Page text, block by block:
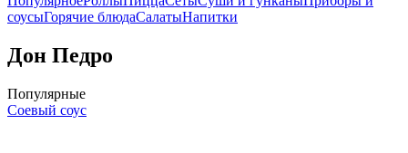
соусыГорячие блюдаСалатыНапитки
Дон Педро
Популярные
Соевый соус